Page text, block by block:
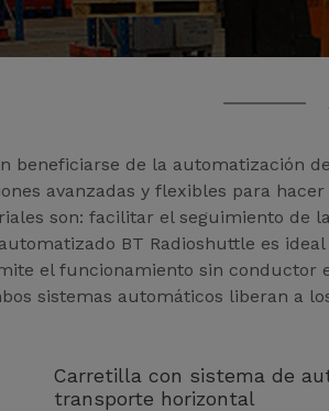
beneficiarse de la automatización
avanzadas y flexibles para
son: facilitar el seguimiento de
BT Radioshuttle es
el funcionamiento sin conductor
sistemas automáticos liberan a
Carretilla con sistema de
transporte horizontal